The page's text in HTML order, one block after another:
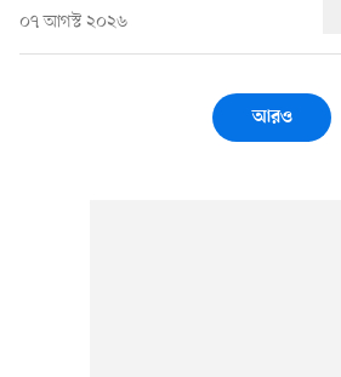
০৭ আগস্ট ২০২৬
আরও